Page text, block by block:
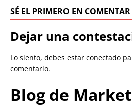
SÉ EL PRIMERO EN COMENTAR
Dejar una
Lo siento, debes estar conectado
comentario.
Blog de